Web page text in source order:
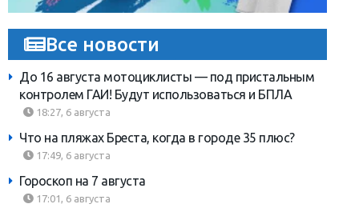
Все новости
До 16 августа мотоциклисты — под пристальным
контролем ГАИ! Будут использоваться и БПЛА
18:27, 6 августа
Что на пляжах Бреста, когда в городе 35 плюс?
17:49, 6 августа
Гороскоп на 7 августа
17:01, 6 августа